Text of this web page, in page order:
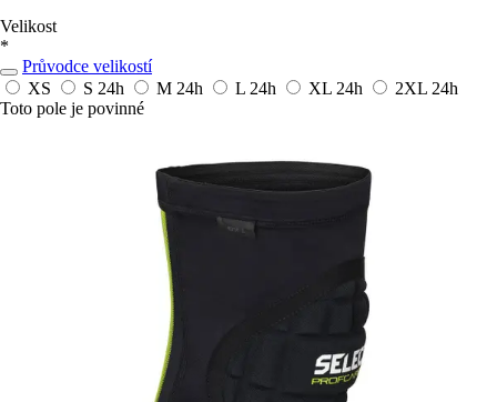
Velikost
*
Průvodce velikostí
XS
S 24h M 24h L 24h XL 24h 2XL 24h
Toto pole je povinné